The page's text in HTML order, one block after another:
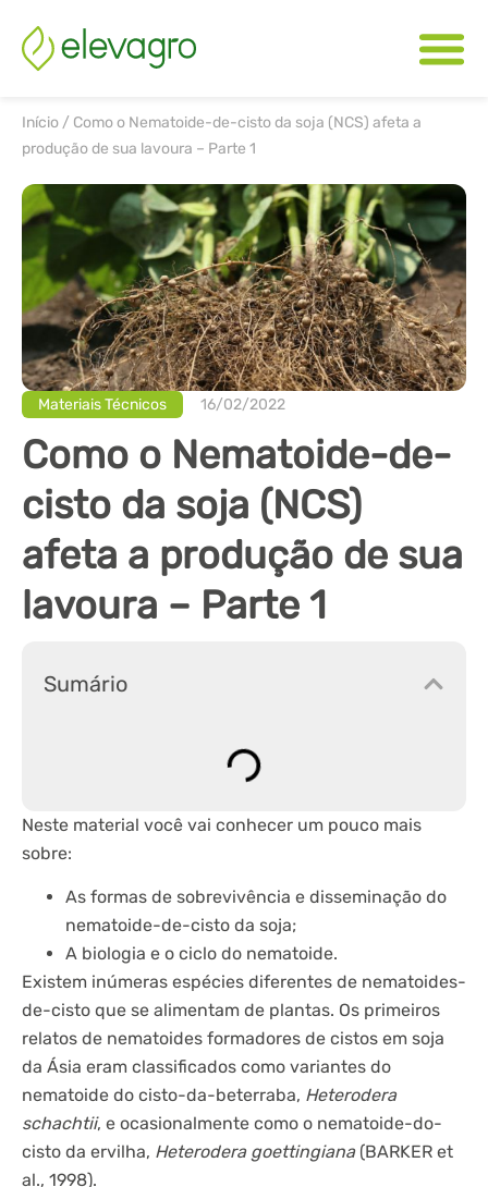
Início / Como o Nematoide-de-cisto da soja (NCS) afeta a
produção de sua lavoura – Parte 1
Materiais Técnicos 16/02/2022
Como o Nematoide-de-
cisto da soja (NCS)
afeta a produção de sua
lavoura – Parte 1
Sumário
Neste material você vai conhecer um pouco mais
sobre:
As formas de sobrevivência e disseminação do
nematoide-de-cisto da soja;
A biologia e o ciclo do nematoide.
Existem inúmeras espécies diferentes de nematoides-
de-cisto que se alimentam de plantas. Os primeiros
relatos de nematoides formadores de cistos em soja
da Ásia eram classificados como variantes do
nematoide do cisto-da-beterraba, Heterodera
schachtii, e ocasionalmente como o nematoide-do-
cisto da ervilha, Heterodera goettingiana(BARKER et
al., 1998).